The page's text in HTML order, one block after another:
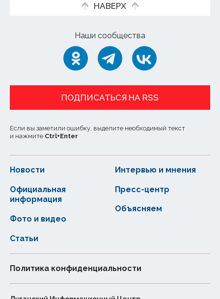
НАВЕРХ
Наши сообщества
ПОДПИСАТЬСЯ НА RSS
Если вы заметили ошибку, выделите необходимый текст
и нажмите Ctrl+Enter
Новости
Статьи
Официальная
информация
Интервью и мнения
Фото и видео
Пресс-центр
Объясняем
Политика конфиденциальности